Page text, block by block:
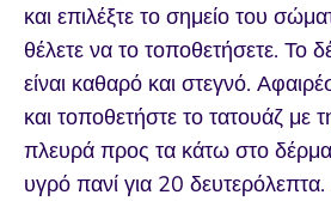
και επιλέξτε το σημείο του
θέλετε να το τοποθετήσετε. Το
είναι καθαρό και στεγνό.
και τοποθετήστε το τατουάζ με
πλευρά προς τα κάτω στο
υγρό πανί για 20